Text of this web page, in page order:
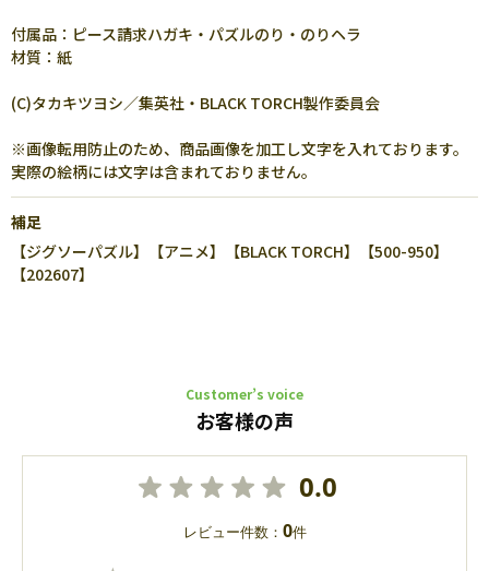
付属品：ピース請求ハガキ・パズルのり・のりヘラ
材質：紙
(C)タカキツヨシ／集英社・BLACK TORCH製作委員会
※画像転用防止のため、商品画像を加工し文字を入れております。
実際の絵柄には文字は含まれておりません。
補足
【ジグソーパズル】【アニメ】【BLACK TORCH】【500-950】
【202607】
Customer’s voice
お客様の声
0.0
レビュー件数： 0件